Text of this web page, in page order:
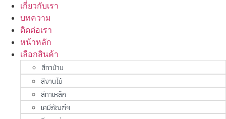
เกี่ยวกับเรา
บทความ
ติดต่อเรา
หน้าหลัก
เลือกสินค้า
สีทาบ้าน
สีงานไม้
สีทาเหล็ก
เคมีภัณฑ์ฯ